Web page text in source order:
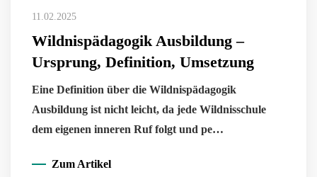
11.02.2025
Wildnispädagogik Ausbildung –
Ursprung, Definition, Umsetzung
Eine Definition über die Wildnispädagogik
Ausbildung ist nicht leicht, da jede Wildnisschule
dem eigenen inneren Ruf folgt und pe…
Zum Artikel